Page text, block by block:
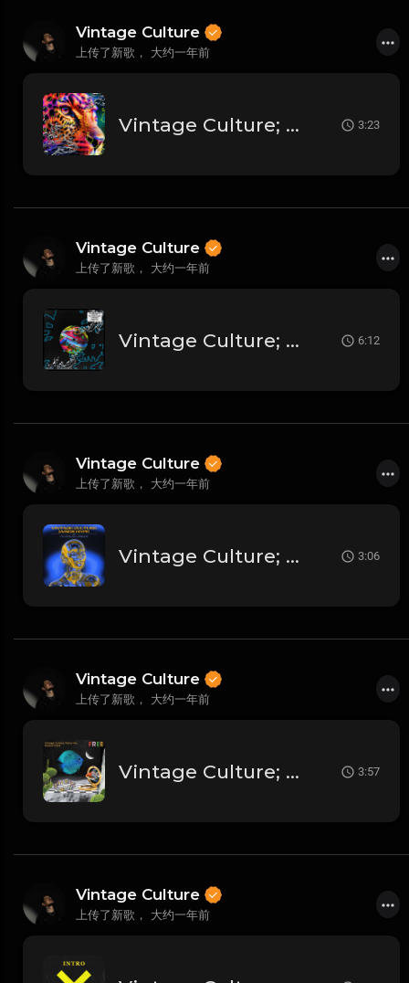
Vintage Culture
上传了新歌， 大约一年前
Vintage Culture; Maverick Sabre; Tom Breu - Weak 3:23
Vintage Culture
上传了新歌， 大约一年前
Vintage Culture; MAGNUS; CamelPhat - Nothing Ever Changes (Camelphat Remix _ Extended) 6:12
Vintage Culture
上传了新歌， 大约一年前
Vintage Culture; James Hype - You Give Me A Feeling 3:06
Vintage Culture
上传了新歌， 大约一年前
Vintage Culture; Fancy Inc; Roland Clark - Free 3:57
Vintage Culture
上传了新歌， 大约一年前